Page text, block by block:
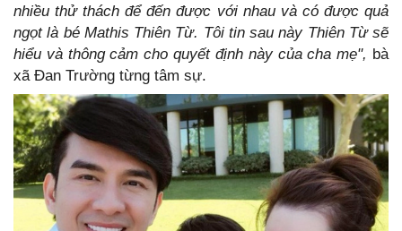
nhiều thử thách để đến được với nhau và có được quả
ngọt là bé Mathis Thiên Từ. Tôi tin sau này Thiên Từ sẽ
hiểu và thông cảm cho quyết định này của cha mẹ", bà
xã Đan Trường từng tâm sự.